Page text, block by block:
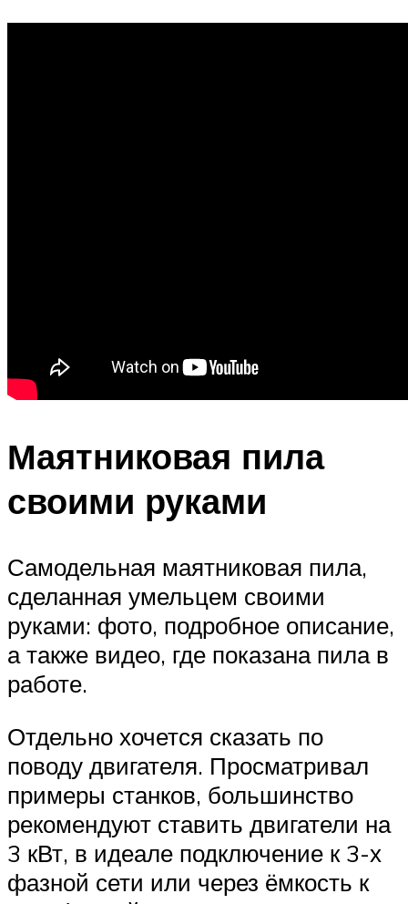
Маятниковая пила
своими руками
Самодельная маятниковая пила,
сделанная умельцем своими
руками: фото, подробное описание,
а также видео, где показана пила в
работе.
Отдельно хочется сказать по
поводу двигателя. Просматривал
примеры станков, большинство
рекомендуют ставить двигатели на
3 кВт, в идеале подключение к 3-х
фазной сети или через ёмкость к